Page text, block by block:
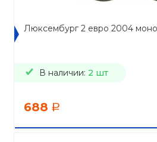
Люксембург 2 евро 2004
В наличии: 2 шт
688 a